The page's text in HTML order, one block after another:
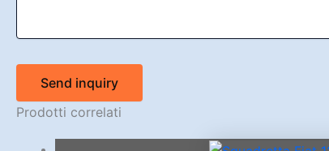
Send inquiry
Prodotti correlati